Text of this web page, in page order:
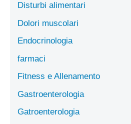
Disturbi alimentari
Dolori muscolari
Endocrinologia
farmaci
Fitness e Allenamento
Gastroenterologia
Gatroenterologia